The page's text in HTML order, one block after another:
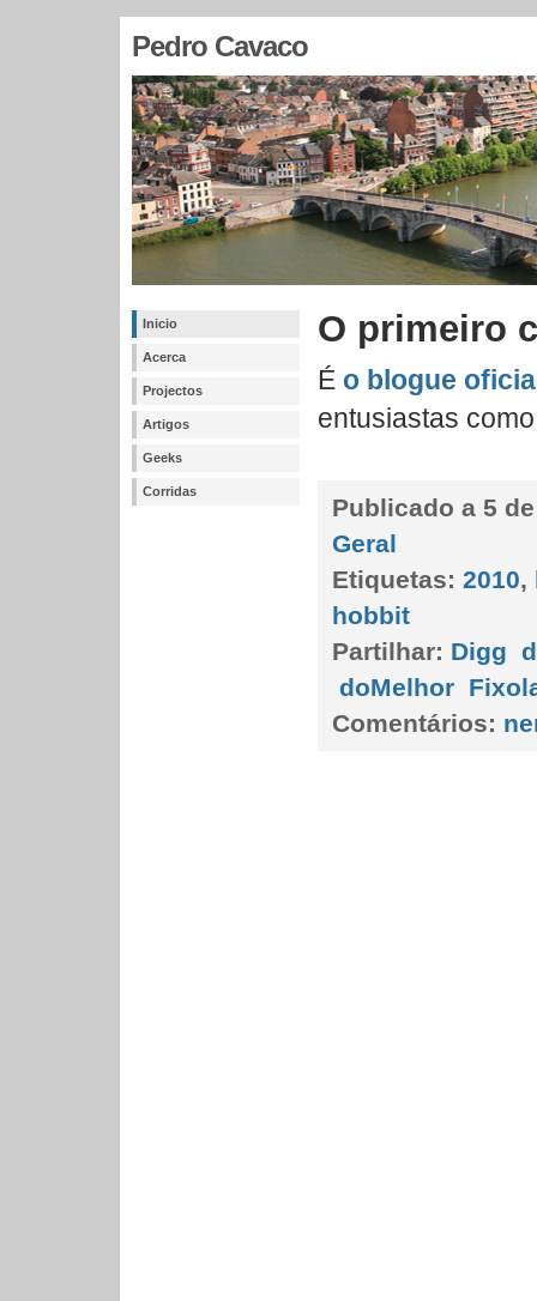
Pedro Cavaco
Inicio
Acerca
Projectos
Artigos
Geeks
Corridas
O primeiro
É o blogue
entusiastas
Publicado a 5
Geral
Etiquetas: 2010,
hobbit
Partilhar: Digg
doMelhor
Comentários: